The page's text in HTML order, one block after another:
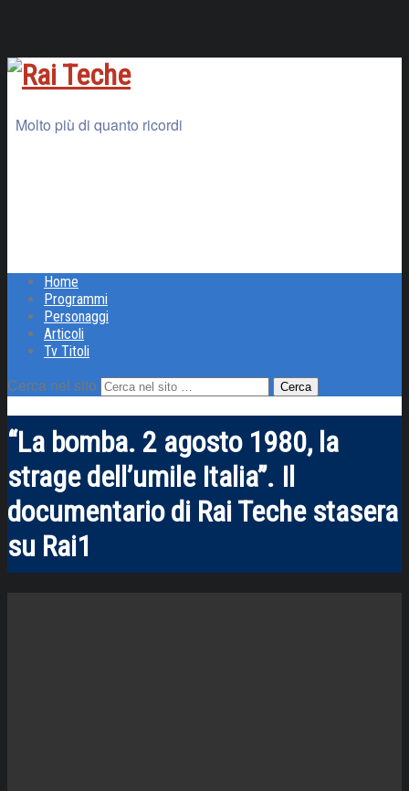
Molto più di quanto ricordi
Home
Programmi
Personaggi
Articoli
Tv Titoli
Cerca nel sito
“La bomba. 2 agosto 1980, la
strage dell’umile Italia”. Il
documentario di Rai Teche stasera
su Rai1